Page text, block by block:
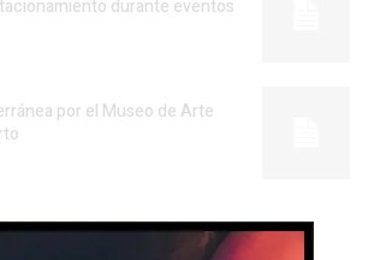
durante eventos
por el Museo de Arte